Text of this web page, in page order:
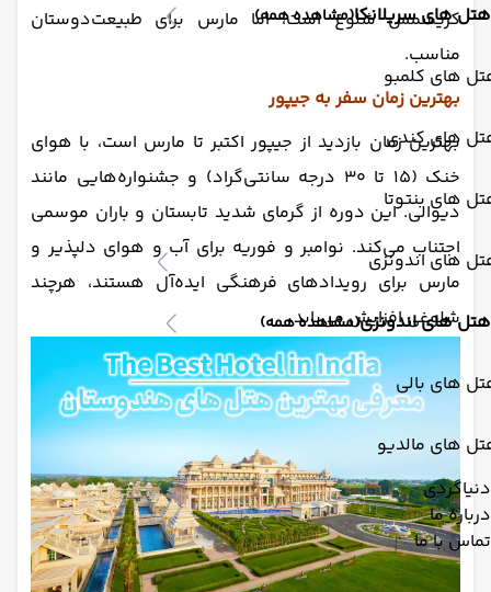
هتل های سریلانکا(مشاهده همه)
های کلمبو
های کندی
های بنتوتا
های اندونزی
هتل های اندونزی(مشاهده همه)
های بالی
های مالدیو
دنیاگردی
درباره ما
تماس با ما
کریسمس شلوغ است، اما مارس برای طبیعت‌دوستان
مناسب.
بهترین زمان سفر به جیپور
بهترین زمان بازدید از جیپور اکتبر تا مارس است، با هوای
خنک (۱۵ تا ۳۰ درجه سانتی‌گراد) و جشنواره‌هایی مانند
دیوالی. این دوره از گرمای شدید تابستان و باران موسمی
اجتناب می‌کند. نوامبر و فوریه برای آب و هوای دلپذیر و
مارس برای رویدادهای فرهنگی ایده‌آل هستند، هرچند
شلوغی افزایش می‌یابد.